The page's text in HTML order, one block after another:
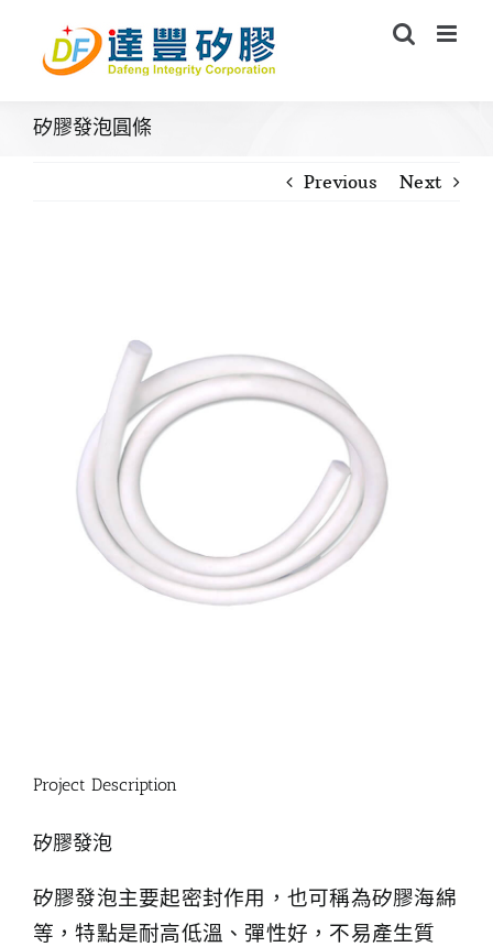
content
矽膠發泡圓條
Previous Next
Project Description
矽膠發泡
矽膠發泡主要起密封作用，也可稱為矽膠海綿
等，特點是耐高低溫、彈性好，不易產生質